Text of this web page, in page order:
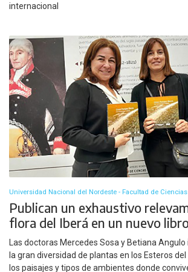
internacional
Universidad Nacional del Nordeste - Facultad de
Publican un exhaustivo
flora del Iberá en un nuevo
Las doctoras Mercedes Sosa y Betiana
la gran diversidad de plantas en los Esteros del
los paisajes y tipos de ambientes donde